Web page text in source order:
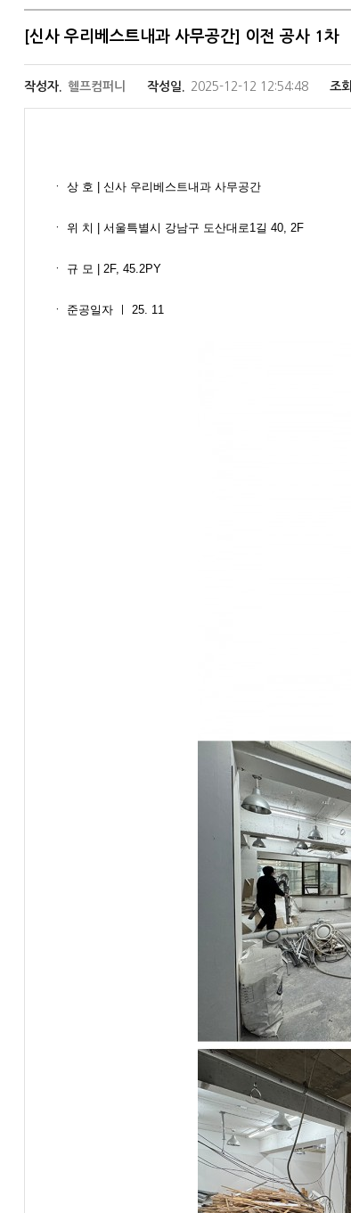
[신사 우리베스트내과 사무공간] 이전 공사 1차
작성자. 헬프컴퍼니 작성일. 2025-12-12 12:54:48 조회.
ㆍ​ ​상 호 | 신사 우리베스트내과 사무공간
ㆍ​ 위 치 | 서울특별시 강남구 도산대로1길 40, 2F
ㆍ​ 규 모 | 2F, 45.2PY
ㆍ​ 준공일자 ㅣ 25. 11